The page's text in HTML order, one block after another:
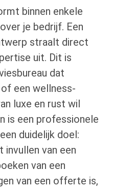
binnen enkele
je bedrijf. Een
straalt direct
uit. Dit is
dat
een wellness-
luxe en rust wil
is een professionele
duidelijk doel:
invullen van een
van een
van een offerte is,